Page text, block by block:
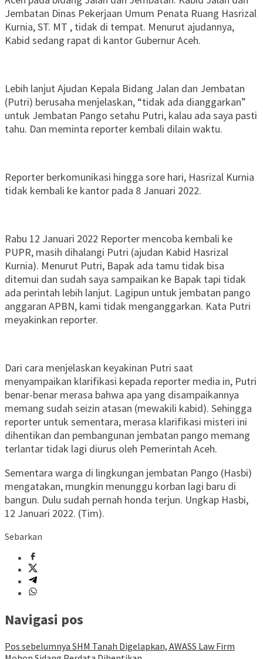
Jembatan Dinas Pekerjaan Umum Penata Ruang Hasrizal
Kurnia, ST. MT , tidak di tempat. Menurut ajudannya,
Kabid sedang rapat di kantor Gubernur Aceh.
Lebih lanjut Ajudan Kepala Bidang Jalan dan Jembatan
(Putri) berusaha menjelaskan, “tidak ada dianggarkan”
untuk Jembatan Pango setahu Putri, kalau ada saya pasti
tahu. Dan meminta reporter kembali dilain waktu.
Reporter berkomunikasi hingga sore hari, Hasrizal Kurnia
tidak kembali ke kantor pada 8 Januari 2022.
Rabu 12 Januari 2022 Reporter mencoba kembali ke
PUPR, masih dihalangi Putri (ajudan Kabid Hasrizal
Kurnia). Menurut Putri, Bapak ada tamu tidak bisa
ditemui dan sudah saya sampaikan ke Bapak tapi tidak
ada perintah lebih lanjut. Lagipun untuk jembatan pango
anggaran APBN, kami tidak menganggarkan. Kata Putri
meyakinkan reporter.
Dari cara menjelaskan keyakinan Putri saat
menyampaikan klarifikasi kepada reporter media in, Putri
benar-benar merasa bahwa apa yang disampaikannya
memang sudah seizin atasan (mewakili kabid). Sehingga
reporter untuk sementara, merasa klarifikasi misteri ini
dihentikan dan pembangunan jembatan pango memang
terlantar tidak lagi diurus oleh Pemerintah Aceh.
Sementara warga di lingkungan jembatan Pango (Hasbi)
mengatakan, mungkin menunggu korban lagi baru di
bangun. Dulu sudah pernah honda terjun. Ungkap Hasbi,
12 Januari 2022. (Tim).
Sebarkan
Navigasi pos
Pos sebelumnya SHM Tanah Digelapkan, AWASS Law Firm